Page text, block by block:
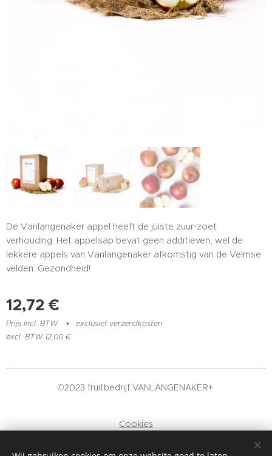
De Vanlangenaker appel heeft de juiste zuur-zoet
verhouding. Het appelsap bevat geen additieven, wel de
lekkere appels van Vanlangenaker afkomstig van de Velmse
velden. Gezondheid!
12,72 €
Prijs Incl. BTW
exclusief verzendkosten
excl. BTW 12,00 €
©2023 fruitbedrijf VANLANGENAKER+
Cookies